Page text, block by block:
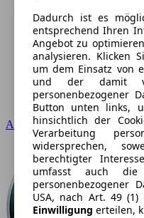
Audi
Dadurch ist es
entsprechend Ihren
Angebot zu
analysieren. Klicken
um dem Einsatz von
und der damit
personenbezogener
Button unten links,
hinsichtlich der
Verarbeitung
widersprechen,
berechtigter
umfasst auch die
personenbezogener
USA, nach Art. 49 (1)
Einwilligung erteilen,